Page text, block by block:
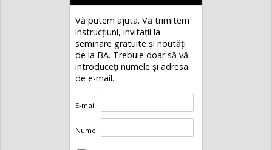
Vă putem ajuta. Vă trimitem
instrucțiuni, invitaţii la
seminare gratuite şi noutăţi
de la BA. Trebuie doar să vă
introduceţi numele și adresa
de e-mail.
E-mail:
Nume: